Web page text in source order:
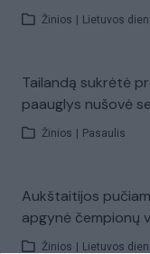
Žinios Lietuvos
Tailandą sukrėtė
paauglys nušovė
Žinios Pasaulis
Aukštaitijos
apgynė čempionų
Žinios Lietuvos